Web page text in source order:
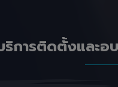
ริการติดตั้งและอ